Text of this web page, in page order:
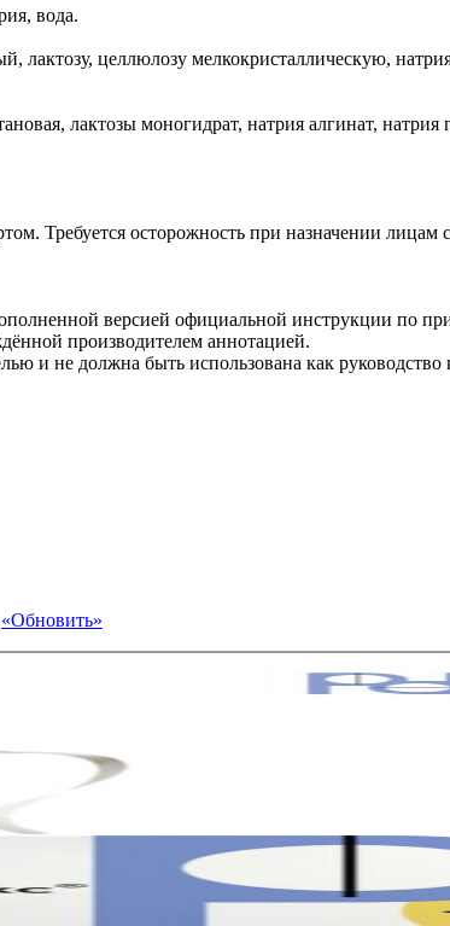
вода.
целлюлозу мелкокристаллическую,
лактозы моногидрат, натрия алгинат, натрия
Требуется осторожность при назначении
версией официальной инструкции по
производителем аннотацией.
и не должна быть использована как
«Обновить»